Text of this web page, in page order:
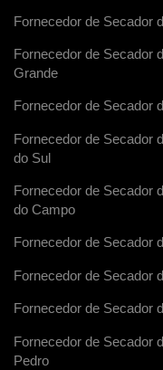
Fornecedor de Secador
Fornecedor de Secador
Grande
Fornecedor de Secador
Fornecedor de Secador
do Sul
Fornecedor de Secador
do Campo
Fornecedor de Secador
Fornecedor de Secador
Fornecedor de Secador
Fornecedor de Secador
Pedro